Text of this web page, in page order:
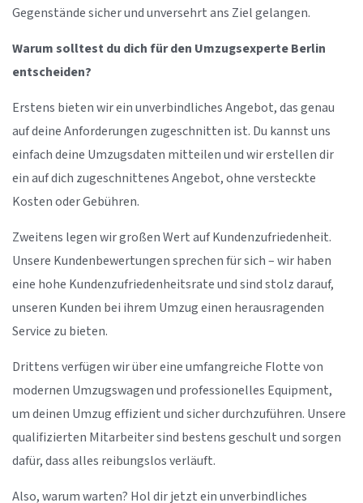
Gegenstände sicher und unversehrt ans Ziel gelangen.
Warum solltest du dich für den Umzugsexperte Berlin
entscheiden?
Erstens bieten wir ein unverbindliches Angebot, das genau
auf deine Anforderungen zugeschnitten ist. Du kannst uns
einfach deine Umzugsdaten mitteilen und wir erstellen dir
ein auf dich zugeschnittenes Angebot, ohne versteckte
Kosten oder Gebühren.
Zweitens legen wir großen Wert auf Kundenzufriedenheit.
Unsere Kundenbewertungen sprechen für sich – wir haben
eine hohe Kundenzufriedenheitsrate und sind stolz darauf,
unseren Kunden bei ihrem Umzug einen herausragenden
Service zu bieten.
Drittens verfügen wir über eine umfangreiche Flotte von
modernen Umzugswagen und professionelles Equipment,
um deinen Umzug effizient und sicher durchzuführen. Unsere
qualifizierten Mitarbeiter sind bestens geschult und sorgen
dafür, dass alles reibungslos verläuft.
Also, warum warten? Hol dir jetzt ein unverbindliches